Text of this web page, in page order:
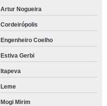
Artur Nogueira
Cordeirópolis
Engenheiro Coelho
Estiva Gerbi
Itapeva
Leme
Mogi Mirim